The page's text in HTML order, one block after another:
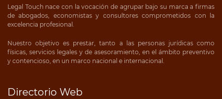
Legal Touch nace con la vocación de agrupar bajo su marca a firmas
de abogados, economistas y consultores comprometidos con la
excelencia profesional.
Nuestro objetivo es prestar, tanto a las personas jurídicas como
físicas, servicios legales y de asesoramiento, en el ámbito preventivo
y contencioso, en un marco nacional e internacional.
Directorio Web